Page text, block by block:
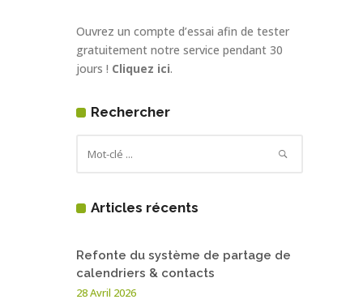
Ouvrez un compte d’essai afin de tester
gratuitement notre service pendant 30
jours ! Cliquez ici.
Rechercher
Articles récents
Refonte du système de partage de
calendriers & contacts
28 Avril 2026